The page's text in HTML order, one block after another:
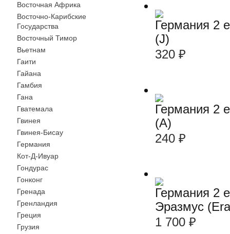
Восточная Африка
Восточно-Карибские
Государства
Восточный Тимор
Вьетнам
Гаити
Гайана
Гамбия
Гана
Гватемала
Гвинея
Гвинея-Бисау
Германия
Кот-Д-Ивуар
Гондурас
Гонконг
Гренада
Гренландия
Греция
Грузия
Германия 2
(J)
320 ₽
Германия 2
(А)
240 ₽
Германия 2
Эразмус
1 700 ₽